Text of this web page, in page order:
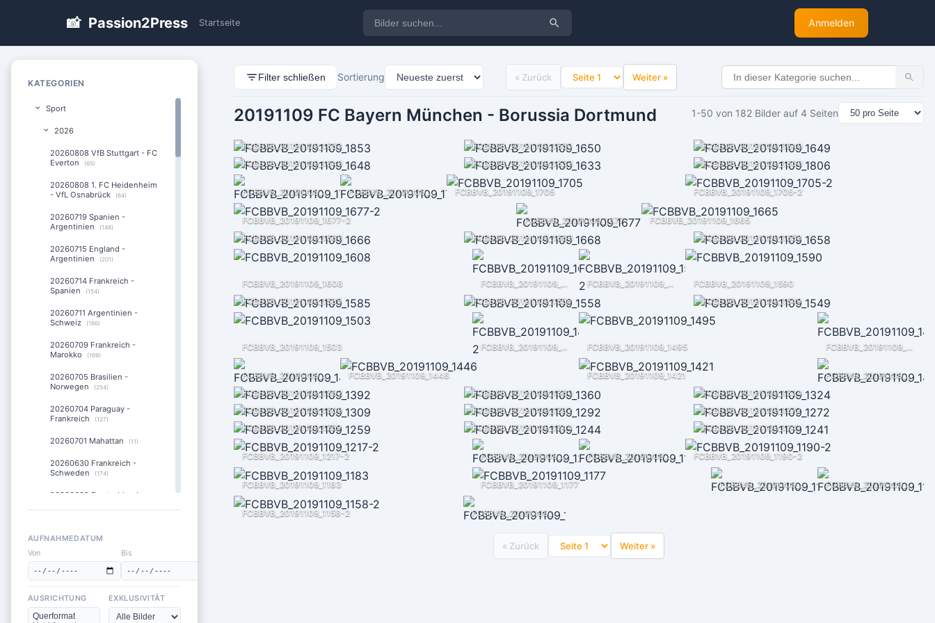
📸 Passion2Press Startseite Anmelden
KATEGORIEN
Sport
2026
20260808 VfB Stuttgart - FC
Everton
(65)
20260808 1. FC Heidenheim
- VfL Osnabrück
(64)
20260719 Spanien -
Argentinien
(148)
20260715 England -
Argentinien
(201)
20260714 Frankreich -
Spanien
(154)
20260711 Argentinien -
Schweiz
(186)
20260709 Frankreich -
Marokko
(169)
20260705 Brasilien -
Norwegen
(254)
20260704 Paraguay -
Frankreich
(127)
20260701 Mahattan (11)
20260630 Frankreich -
Schweden
(174)
20260629 Deutschland -
(211)
20260626 Norwegen -
Frankreich
(168)
Deutschland
(280)
AUFNAHMEDATUM
Von
Bis
AUSRICHTUNG EXKLUSIVITÄT
Filter schließen Sortierung « Zurück Weiter »
20191109 FC Bayern München - Borussia Dortmund 1-50 von 182 Bilder auf 4 Seiten
FCBBVB_20191109_1853 FCBBVB_20191109_1650
FCBBVB_20191109_1649
FCBBVB_20191109_1648
FCBBVB_20191109_1633 FCBBVB_20191109_1806
FCBBVB_20191109_1779 FCBBVB_20191109_1731 FCBBVB_20191109_1705 FCBBVB_20191109_1705-2
FCBBVB_20191109_1677-2 FCBBVB_20191109_1677
FCBBVB_20191109_1665
FCBBVB_20191109_1666
FCBBVB_20191109_1668 FCBBVB_20191109_1658
FCBBVB_20191109_1608
FCBBVB_20191109_1590
FCBBVB_20191109_1585
FCBBVB_20191109_1558 FCBBVB_20191109_1549
FCBBVB_20191109_1503 FCBBVB_20191109_1495
FCBBVB_20191109_1485 FCBBVB_20191109_1446 FCBBVB_20191109_1421
FCBBVB_20191109_1413
FCBBVB_20191109_1392
FCBBVB_20191109_1360
FCBBVB_20191109_1324
FCBBVB_20191109_1309
FCBBVB_20191109_1292
FCBBVB_20191109_1272
FCBBVB_20191109_1259
FCBBVB_20191109_1244 FCBBVB_20191109_1241
FCBBVB_20191109_1217-2 FCBBVB_20191109_1217 FCBBVB_20191109_1190 FCBBVB_20191109_1190-2
FCBBVB_20191109_1183 FCBBVB_20191109_1177 FCBBVB_20191109_1162 FCBBVB_20191109_1166
FCBBVB_20191109_1158-2 FCBBVB_20191109_1158
« Zurück Weiter »